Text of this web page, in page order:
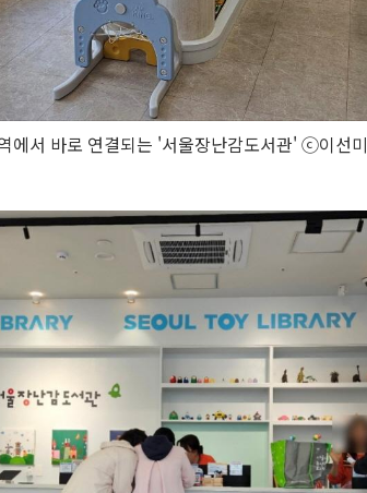
에서 바로 연결되는 '서울장난감도서관' ⓒ이선미